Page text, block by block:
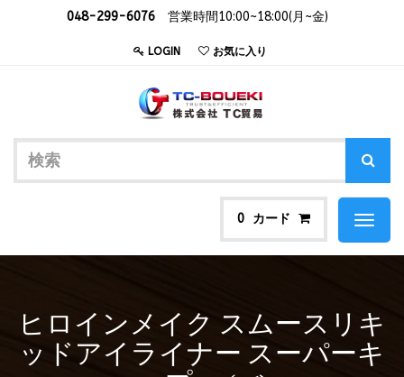
048-299-6076 営業時間10:00~18:00(月~金)
LOGIN お気に入り
0 カード
Toggle
ヒロインメイク スムースリキ
ッドアイライナー スーパーキ